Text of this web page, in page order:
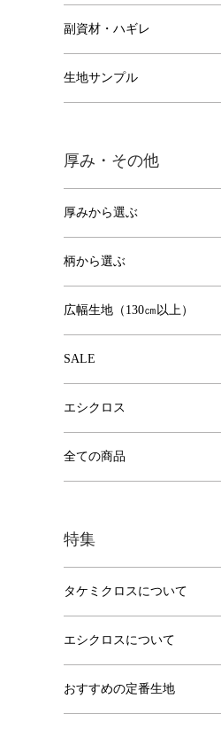
副資材・ハギレ
生地サンプル
厚み・その他
厚みから選ぶ
柄から選ぶ
広幅生地（130㎝以上）
SALE
エシクロス
全ての商品
特集
タケミクロスについて
エシクロスについて
おすすめの定番生地